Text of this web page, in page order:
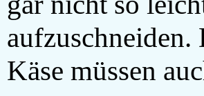
Käse müssen